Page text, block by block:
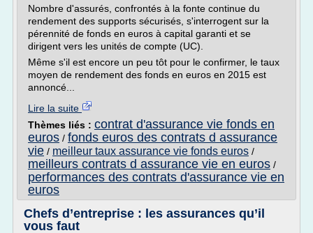
Nombre d'assurés, confrontés à la fonte continue du
rendement des supports sécurisés, s'interrogent sur la
pérennité de fonds en euros à capital garanti et se
dirigent vers les unités de compte (UC).
Même s'il est encore un peu tôt pour le confirmer, le taux
moyen de rendement des fonds en euros en 2015 est
annoncé...
Lire la suite
Thèmes liés : contrat d'assurance vie fonds en
euros / fonds euros des contrats d assurance
vie / meilleur taux assurance vie fonds euros /
meilleurs contrats d assurance vie en euros /
performances des contrats d'assurance vie en
euros
Chefs d’entreprise : les assurances qu’il
vous faut